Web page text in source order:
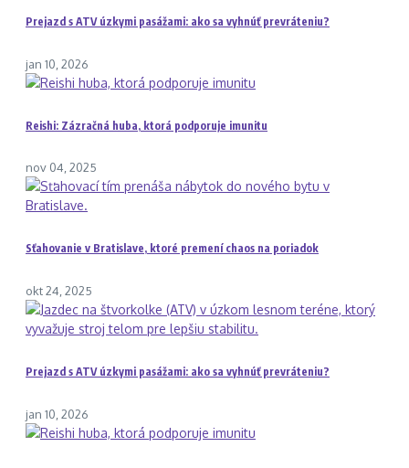
Prejazd s ATV úzkymi pasážami: ako sa vyhnúť prevráteniu?
jan 10, 2026
Reishi: Zázračná huba, ktorá podporuje imunitu
nov 04, 2025
Sťahovanie v Bratislave, ktoré premení chaos na poriadok
okt 24, 2025
Prejazd s ATV úzkymi pasážami: ako sa vyhnúť prevráteniu?
jan 10, 2026